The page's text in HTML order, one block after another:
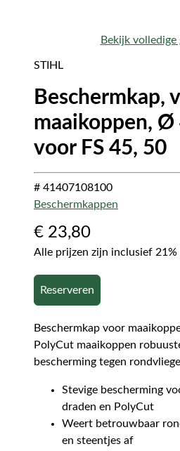
Bekijk
STIHL
Beschermkap,
maaikoppen, Ø
voor FS 45, 50
# 41407108100
Beschermkappen
€ 23,80
Alle prijzen zijn inclusief 21%
Reserveren
Beschermkap voor
PolyCut maaikoppen
bescherming tegen
Stevige bescherming
draden en PolyCut
Weert betrouwbaar
en steentjes af